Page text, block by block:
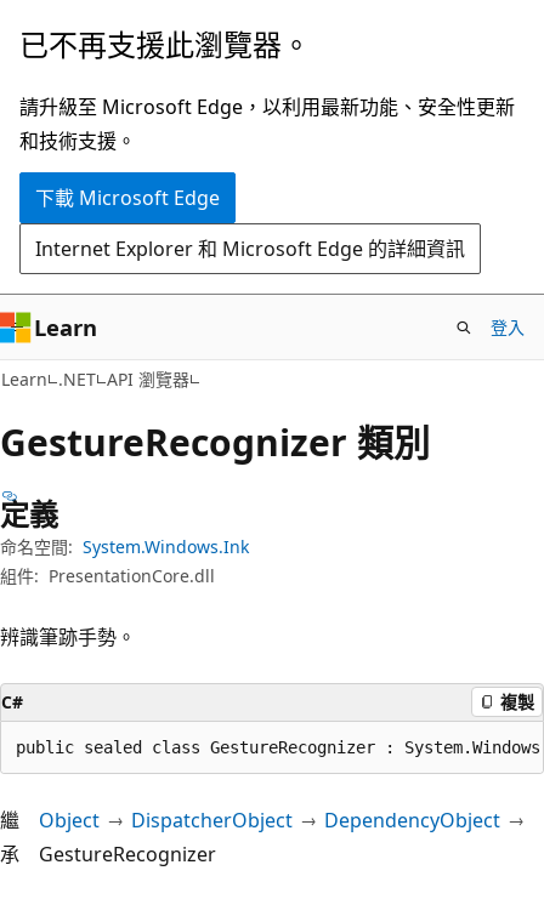
跳
主
要
內
跳
頁
面
內
覽
已不再支援此瀏覽器。
請升級至 Microsoft Edge，以利用最新功能、安全性更新
和技術支援。
下載 Microsoft Edge
Internet Explorer 和 Microsoft Edge 的詳細資訊
Learn 登入
Learn .NET API 瀏覽器
GestureRecognizer 類別
定義
命名空間: System.Windows.Ink
組件: PresentationCore.dll
辨識筆跡手勢。
C# 複製
public sealed class GestureRecognizer :
繼
承
Object DispatcherObject
DependencyObject
GestureRecognizer